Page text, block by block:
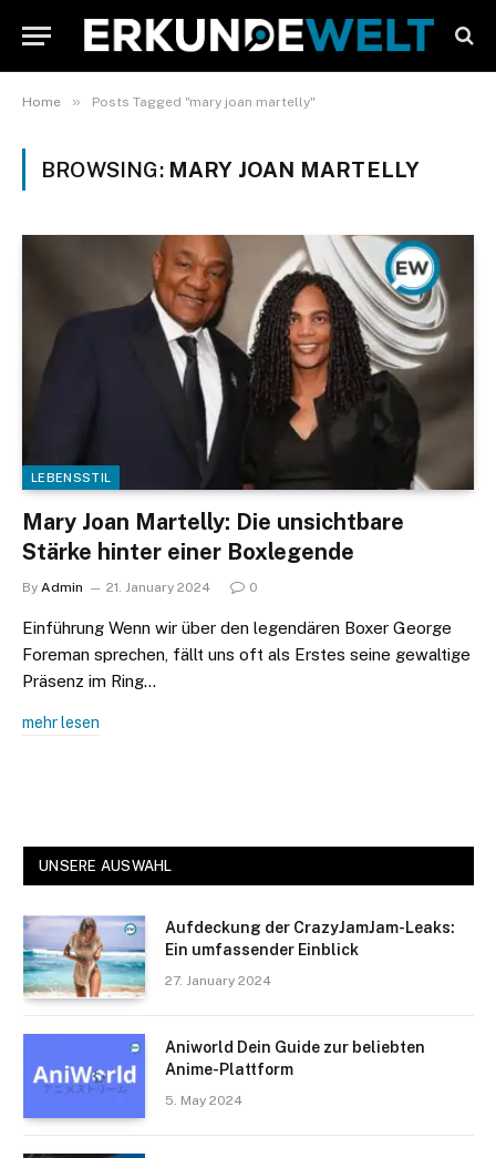
Home » Posts Tagged "mary joan martelly"
BROWSING: MARY JOAN MARTELLY
LEBENSSTIL
Mary Joan Martelly: Die unsichtbare
Stärke hinter einer Boxlegende
By Admin 21. January 2024 0
Einführung Wenn wir über den legendären Boxer George
Foreman sprechen, fällt uns oft als Erstes seine gewaltige
Präsenz im Ring…
mehr lesen
UNSERE AUSWAHL
Aufdeckung der CrazyJamJam-Leaks:
Ein umfassender Einblick
27. January 2024
Aniworld Dein Guide zur beliebten
Anime-Plattform
5. May 2024